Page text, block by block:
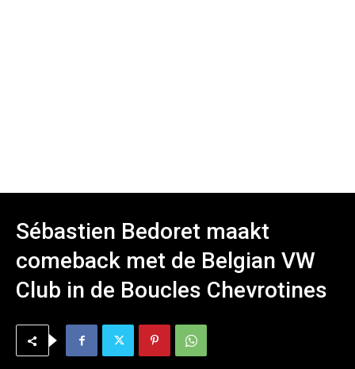
Sébastien Bedoret maakt
comeback met de Belgian VW
Club in de Boucles Chevrotines